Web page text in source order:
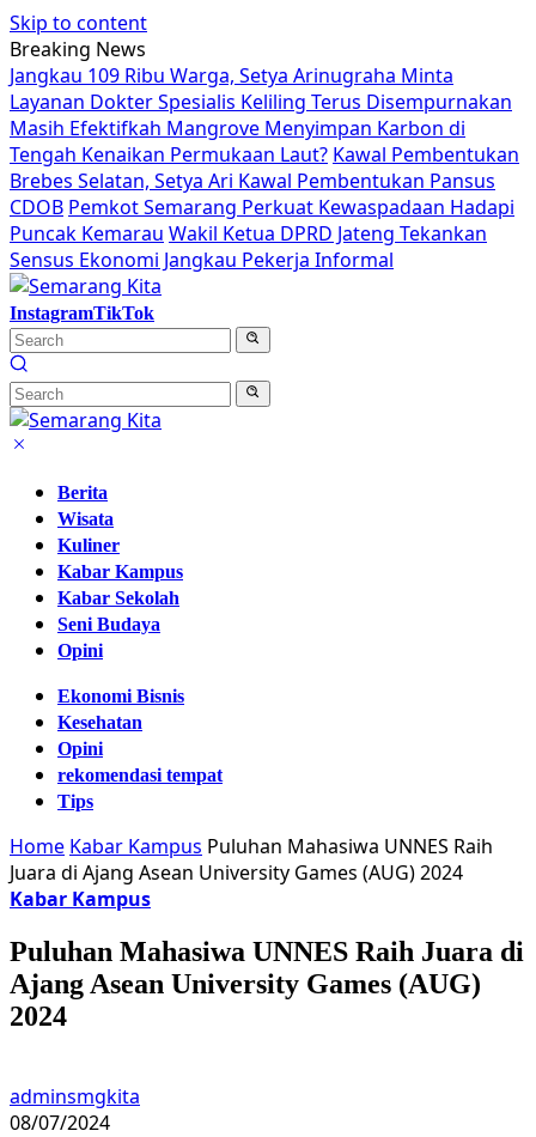
Skip to content
Breaking News
Jangkau 109 Ribu Warga, Setya Arinugraha Minta
Layanan Dokter Spesialis Keliling Terus Disempurnakan
Masih Efektifkah Mangrove Menyimpan Karbon di
Tengah Kenaikan Permukaan Laut? Kawal Pembentukan
Brebes Selatan, Setya Ari Kawal Pembentukan Pansus
CDOB Pemkot Semarang Perkuat Kewaspadaan Hadapi
Puncak Kemarau Wakil Ketua DPRD Jateng Tekankan
Sensus Ekonomi Jangkau Pekerja Informal
InstagramTikTok
Berita
Wisata
Kuliner
Kabar Kampus
Kabar Sekolah
Seni Budaya
Opini
Ekonomi Bisnis
Kesehatan
Opini
rekomendasi tempat
Tips
Home Kabar Kampus Puluhan Mahasiwa UNNES Raih
Juara di Ajang Asean University Games (AUG) 2024
Kabar Kampus
Puluhan Mahasiwa UNNES Raih Juara di
Ajang Asean University Games (AUG)
2024
adminsmgkita
08/07/2024